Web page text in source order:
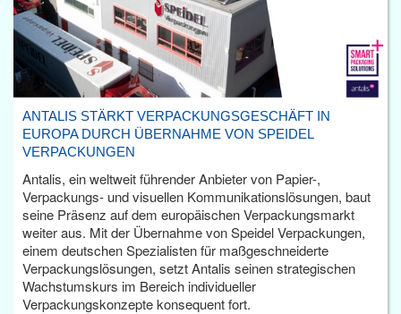
ANTALIS STÄRKT VERPACKUNGSGESCHÄFT IN
EUROPA DURCH ÜBERNAHME VON SPEIDEL
VERPACKUNGEN
Antalis, ein weltweit führender Anbieter von Papier-,
Verpackungs- und visuellen Kommunikationslösungen, baut
seine Präsenz auf dem europäischen Verpackungsmarkt
weiter aus. Mit der Übernahme von Speidel Verpackungen,
einem deutschen Spezialisten für maßgeschneiderte
Verpackungslösungen, setzt Antalis seinen strategischen
Wachstumskurs im Bereich individueller
Verpackungskonzepte konsequent fort.